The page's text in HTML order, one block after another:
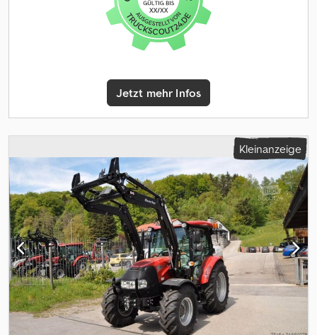
Luftsitz (0220) Radio (0230) Multifunktionsarmlehne (0240)
Arbeitsscheinwerfer LED (0250) Rundumleuchte (0260) Stoll
Frontlader FZ+40.1 (0270) mit Multikuppler (0280)
Schwingungstilgung (0290) mit Frontladerkonsolen
Jetzt mehr Infos
Kleinanzeige